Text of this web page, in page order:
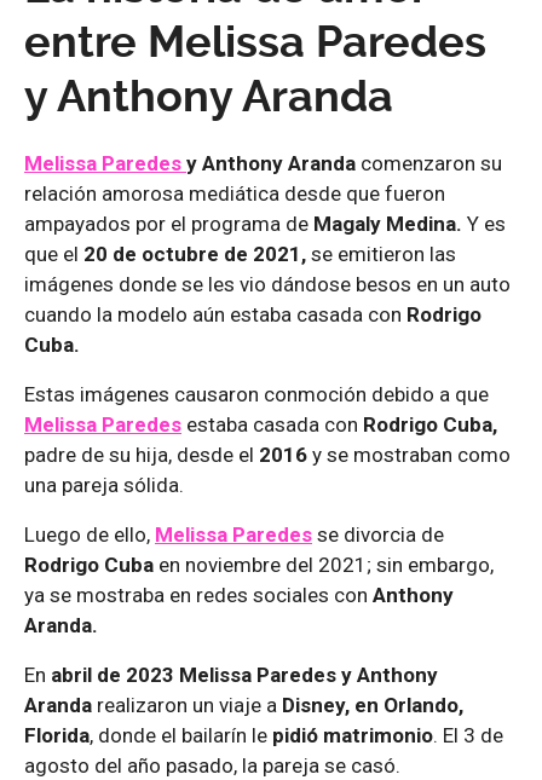
entre Melissa Paredes
y Anthony Aranda
Melissa Paredes y Anthony Aranda comenzaron su
relación amorosa mediática desde que fueron
ampayados por el programa de Magaly Medina. Y es
que el 20 de octubre de 2021, se emitieron las
imágenes donde se les vio dándose besos en un auto
cuando la modelo aún estaba casada con Rodrigo
Cuba.
Estas imágenes causaron conmoción debido a que
Melissa Paredes estaba casada con Rodrigo Cuba,
padre de su hija, desde el 2016 y se mostraban como
una pareja sólida.
Luego de ello, Melissa Paredes se divorcia de
Rodrigo Cuba en noviembre del 2021; sin embargo,
ya se mostraba en redes sociales con Anthony
Aranda.
En abril de 2023 Melissa Paredes y Anthony
Aranda realizaron un viaje a Disney, en Orlando,
Florida, donde el bailarín le pidió matrimonio. El 3 de
agosto del año pasado, la pareja se casó.